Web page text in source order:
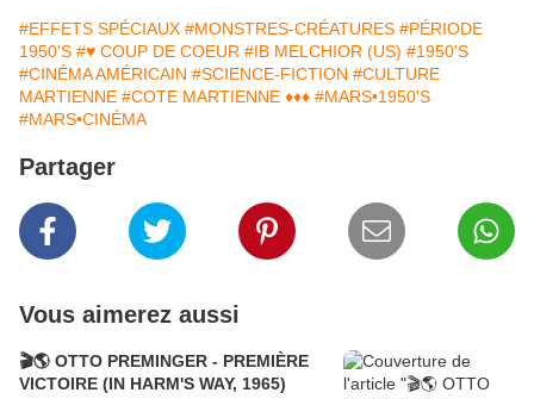
#EFFETS SPÉCIAUX #MONSTRES-CRÉATURES #PÉRIODE
1950'S #♥ COUP DE COEUR #IB MELCHIOR (US) #1950'S
#CINÉMA AMÉRICAIN #SCIENCE-FICTION #CULTURE
MARTIENNE #COTE MARTIENNE ♦♦♦ #MARS•1950'S
#MARS•CINÉMA
Partager
Vous aimerez aussi
🎬🌎 OTTO PREMINGER - PREMIÈRE
VICTOIRE (IN HARM'S WAY, 1965)